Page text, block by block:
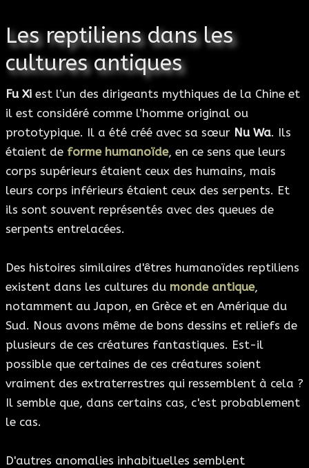
Les reptiliens dans les
cultures antiques
Fu Xi est l’un des dirigeants mythiques de la Chine et
il est considéré comme l’homme original ou
prototypique. Il a été créé avec sa sœur Nu Wa. Ils
étaient de forme humanoïde, en ce sens que leurs
corps supérieurs étaient ceux des humains, mais
leurs corps inférieurs étaient ceux des serpents. Et
ils sont souvent représentés avec des queues de
serpents entrelacées.
Des histoires similaires d'êtres humanoïdes reptiliens
existent dans les cultures du monde antique,
notamment au Japon, en Grèce et en Amérique du
Sud. Nous avons même de bons dessins et reliefs de
plusieurs de ces créatures fantastiques. Est-il
possible que certaines de ces créatures soient
vraiment des extraterrestres qui ressemblent à cela ?
Il semble que, dans certains cas, c'est probablement
le cas.
D'autres anomalies inhabituelles semblent